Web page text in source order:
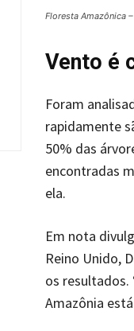
Floresta Amazônica
Vento é
Foram
rapidamente
50% das
encontradas
ela.
Em nota
Reino Unido,
os resultados.
Amazônia